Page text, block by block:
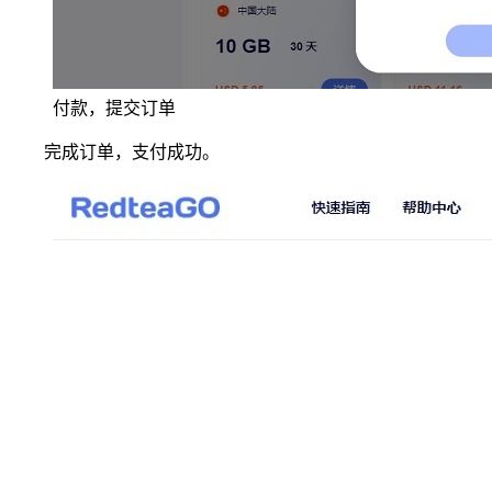
付款，提交订单
完成订单，支付成功。